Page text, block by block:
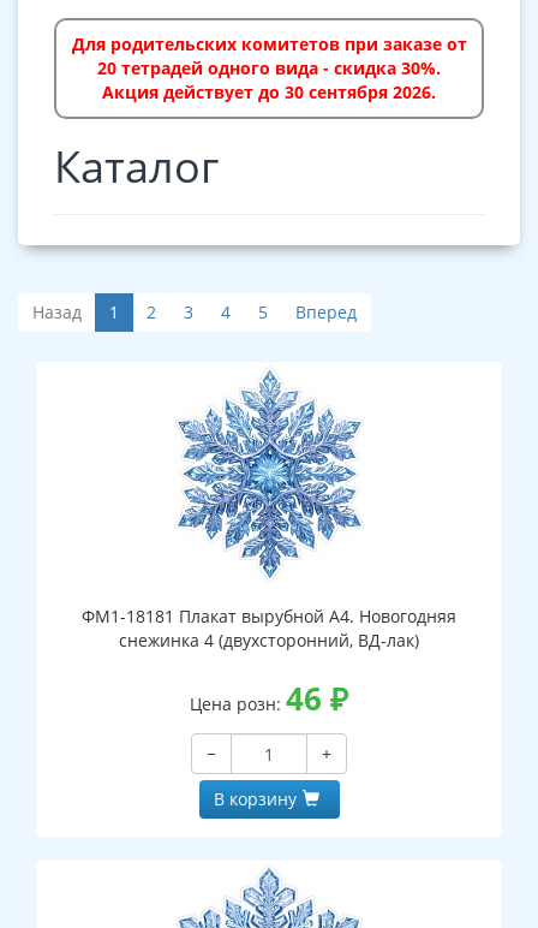
Для родительских комитетов при заказе от
20 тетрадей одного вида - скидка 30%.
Акция действует до 30 сентября 2026.
Каталог
Назад 1 2 3 4 5 Вперед
ФМ1-18181 Плакат вырубной А4. Новогодняя
снежинка 4 (двухсторонний, ВД-лак)
Цена розн: 46 ₽
−
+
В корзину